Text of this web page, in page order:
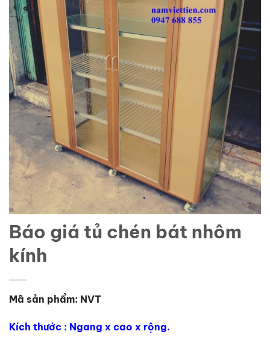
Báo giá tủ chén bát nhôm
kính
Mã sản phẩm: NVT
Kích thước : Ngang x cao x rộng.